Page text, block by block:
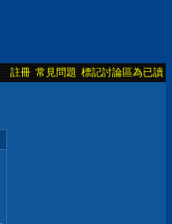
註冊 常見問題 標記討論區為已讀